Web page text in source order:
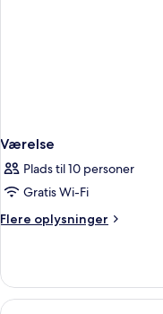
Værelse
Plads til 10 personer
Gratis Wi-Fi
Flere oplysninger
Flere